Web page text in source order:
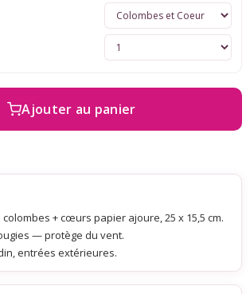
Organdi
Loisirs Créatifs
Ajouter au panier
+ cœurs papier ajoure, 25 x 15,5 cm.
— protège du vent.
entrées extérieures.